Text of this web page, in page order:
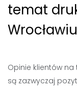
temat
Wrocławiu
Opinie klientów
są zazwyczaj